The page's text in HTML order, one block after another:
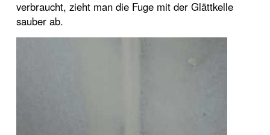
verbraucht, zieht man die Fuge mit der Glättkelle
sauber ab.